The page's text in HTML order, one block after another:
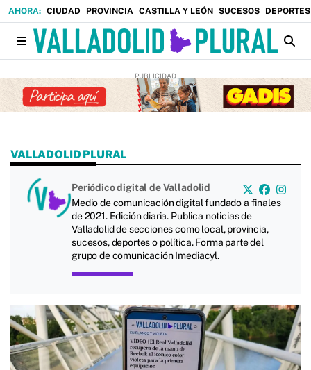
CIUDAD PROVINCIA CASTILLA Y LEÓN SUCESOS DEPORTES
VALLADOLID PLURAL
Periódico digital de Valladolid
Medio de comunicación digital fundado a finales
de 2021. Edición diaria. Publica noticias de
Valladolid de secciones como local, provincia,
sucesos, deportes o política. Forma parte del
grupo de comunicación Imediacyl.